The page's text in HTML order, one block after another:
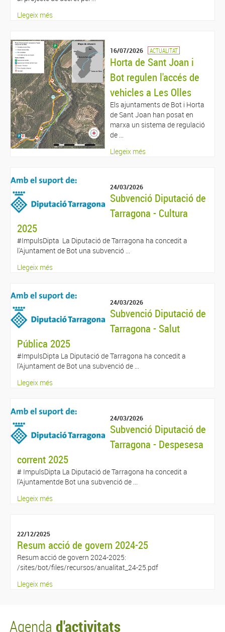
Llegeix més
16/07/2026 ACTUALITAT
Horta de Sant Joan i
Bot regulen l'accés de
vehicles a Les Olles
Els ajuntaments de Bot i Horta
de Sant Joan han posat en
marxa un sistema de regulació
de ...
Llegeix més
24/03/2026
Subvenció Diputació de
Tarragona - Cultura
2025
#ImpulsDipta La Diputació de Tarragona ha concedit a
l'Ajuntament de Bot una subvenció ...
Llegeix més
24/03/2026
Subvenció Diputació de
Tarragona - Salut
Pública 2025
#ImpulsDipta La Diputació de Tarragona ha concedit a
l'Ajuntament de Bot una subvenció de ...
Llegeix més
24/03/2026
Subvenció Diputació de
Tarragona - Despesesa
corrent 2025
# ImpulsDipta La Diputació de Tarragona ha concedit a
l'Ajuntamentde Bot una subvenció de ...
Llegeix més
22/12/2025
Resum acció de govern 2024-25
Resum acció de govern 2024-2025:
/sites/bot/files/recursos/anualitat_24-25.pdf
Llegeix més
Agenda d'activitats